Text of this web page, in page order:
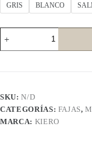
GRIS BLANCO
KIERO
22661
cantidad
SKU:N/D
CATEGORÍAS: FAJAS,
MARCA: KIERO